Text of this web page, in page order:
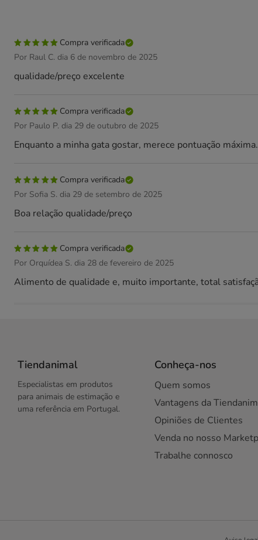
Compra verificada
Por Raul C. dia 6 de novembro de 2025
qualidade/preço excelente
Compra verificada
Por Paulo P. dia 29 de outubro de 2025
Enquanto a minha gata gostar, merece pontuação máxima.
Compra verificada
Por Sofia S. dia 29 de setembro de 2025
Boa relação qualidade/preço
Compra verificada
Por Orquídea S. dia 28 de fevereiro de 2025
Alimento de qualidade e, muito importante, total
Tiendanimal
Especialistas em produtos
para animais de estimação e
uma referência em Portugal.
Conheça-nos
Quem somos
Vantagens da
Opiniões de Clientes
Venda no nosso
Trabalhe connosco